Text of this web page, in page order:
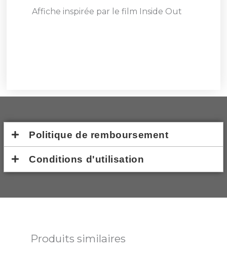
Affiche inspirée par le film Inside Out
Politique de remboursement
Conditions d'utilisation
Produits similaires